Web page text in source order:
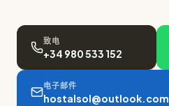
致电
+34 980 533 152
电子邮件
hostalsol@outlook.com